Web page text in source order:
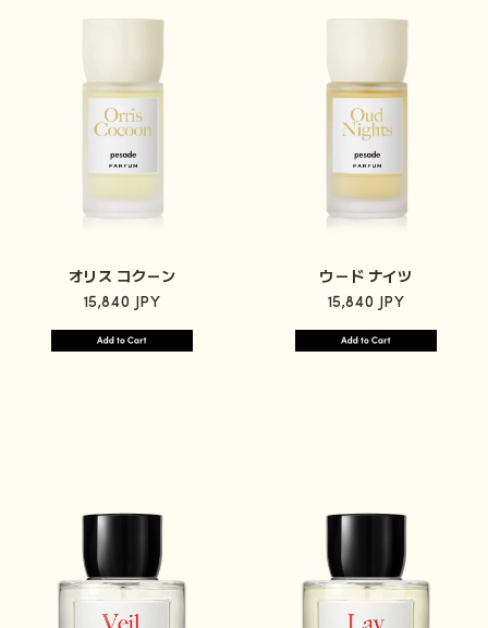
オリス コクーン
15,840 JPY
ウード ナイツ
15,840 JPY